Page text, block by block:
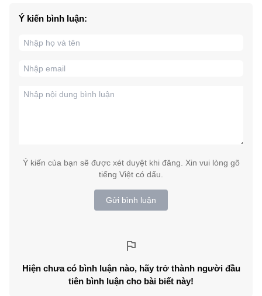
Ý kiến bình luận:
Ý kiến của bạn sẽ được xét duyệt khi đăng. Xin vui lòng gõ
tiếng Việt có dấu.
Gửi bình luận
Hiện chưa có bình luận nào, hãy trở thành người đầu
tiên bình luận cho bài biết này!